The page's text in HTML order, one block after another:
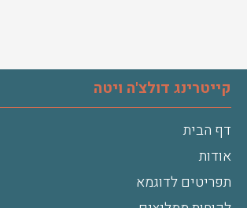
קייטרינג דולצ'ה ויטה
דף הבית
אודות
תפריטים לדוגמא